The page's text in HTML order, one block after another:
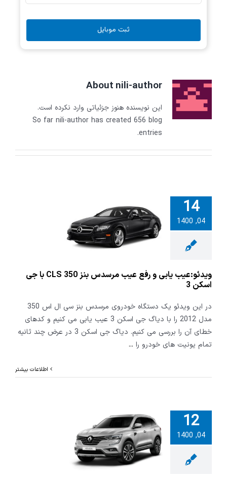
About nili-author
این نویسنده هنوز جزئیاتی وارد نکرده است.
So far nili-author has created 656 blog
entries.
14
04, 1400
یابی و
مرسدس بنز
CLS 350 با جی اسکن
ویدئو:عیب یابی و رفع عیب مرسدس بنز CLS 350 با جی
اسکن 3
در این ویدئو یک دستگاه خودروی مرسدس بنز سی ال اس 350
مدل 2012 را با دیاگ جی اسکن 3 عیب یابی می کنیم و کدهای
خطای آن را بررسی می کنیم. دیاگ جی اسکن 3 در عرض چند ثانیه
تمام یونیت های خودرو را ...
اطلاعات بیشتر
12
04, 1400ویژه
اسکن 3
ثبت موبایل